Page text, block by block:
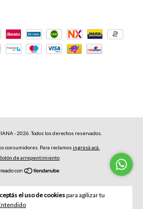
el uso de cookiespara agilizar tu
- 2026. Todos los derechos reservados.
consumidores. Para reclamosingresá acá.
de arrepentimiento